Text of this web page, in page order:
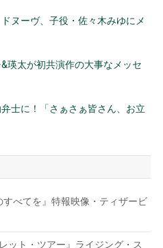
ヌーヴ、子役・佐々木みゆにメ
瑛太が初共演作の大事なメッセ
士に！「さぁさぁ皆さん、お立
べてを』特報映像・ティザービ
ット・ツアー』ライジング・ス